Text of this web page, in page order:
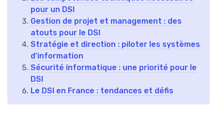
pour un DSI
Gestion de projet et management : des
atouts pour le DSI
Stratégie et direction : piloter les systèmes
d'information
Sécurité informatique : une priorité pour le
DSI
Le DSI en France : tendances et défis